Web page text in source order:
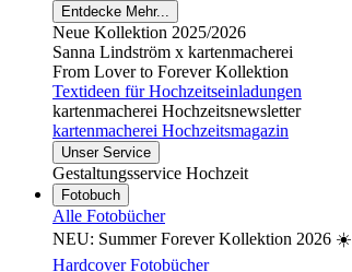
Entdecke Mehr...
Neue Kollektion 2025/2026
Sanna Lindström x kartenmacherei
From Lover to Forever Kollektion
Textideen für Hochzeitseinladungen
kartenmacherei Hochzeitsnewsletter
kartenmacherei Hochzeitsmagazin
Unser Service
Gestaltungsservice Hochzeit
Fotobuch
Alle Fotobücher
NEU: Summer Forever Kollektion 2026 ☀️
Hardcover Fotobücher